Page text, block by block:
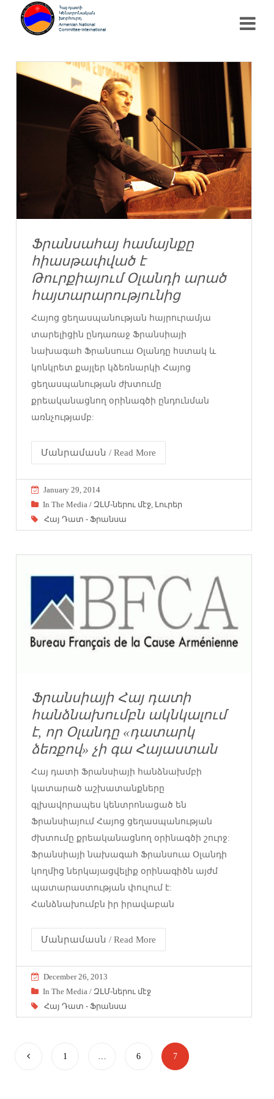
Ֆրանսահայ համայնքը
հիասթափված է
Թուրքիայում Օլանդի արած
հայտարարությունից
Հայոց ցեղասպանության հայրուրամյա
տարելիցին ընդառաջ Ֆրանսիայի
նախագահ Ֆրանսուա Օլանդը հստակ և
կոնկրետ քայլեր կձեռնարկի Հայոց
ցեղասպանության ժխտումը
քրեականացնող օրինագծի ընդունման
առնչությամբ:
Մանրամասն / Read More
January 29, 2014
In The Media / ԶԼՄ-ներու մէջ Լուրեր
Հայ Դատ - Ֆրանսա
Ֆրանսիայի Հայ դատի
հանձնախումբն ակնկալում
է, որ Օլանդը «դատարկ
ձեռքով» չի գա Հայաստան
Հայ դատի Ֆրանսիայի հանձնախմբի
կատարած աշխատանքները
գլխավորապես կենտրոնացած են
Ֆրանսիայում Հայոց ցեղասպանության
ժխտումը քրեականացնող օրինագծի շուրջ:
Ֆրանսիայի նախագահ Ֆրանսուա Օլանդի
կողմից ներկայացվելիք օրինագիծն այժմ
պատարաստության փուլում է:
Հանձնախումբն իր իրավաբան
Մանրամասն / Read More
December 26, 2013
In The Media / ԶԼՄ-ներու մէջ
Հայ Դատ - Ֆրանսա
1 6 7